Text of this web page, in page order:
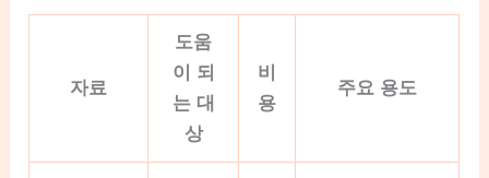
자료
도움
이 되
는 대
상
비
용
주요 용도